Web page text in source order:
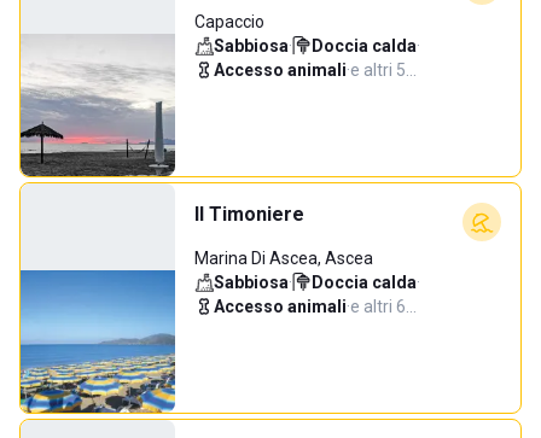
Capaccio
Sabbiosa· Doccia calda·
Accesso animali·e altri 5…
Il Timoniere
Marina Di Ascea, Ascea
Sabbiosa· Doccia calda·
Accesso animali·e altri 6…